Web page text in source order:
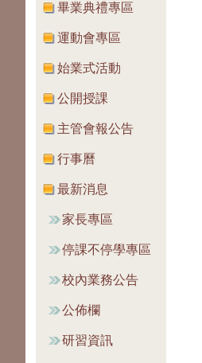
畢業典禮專區
運動會專區
始業式活動
公開授課
主管會報公告
行事曆
最新消息
家長專區
停課不停學專區
校內業務公告
公佈欄
研習資訊